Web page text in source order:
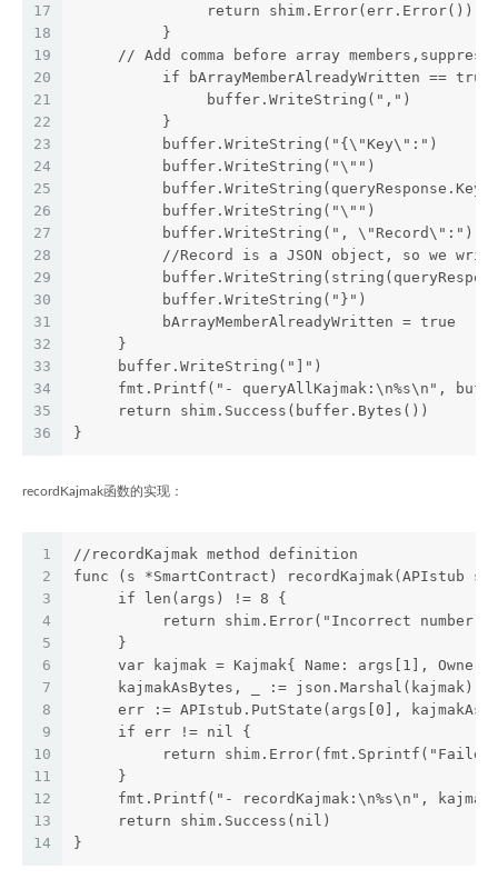
17
18
19
20
21
22
23
24
25
26
27
28
29
30
31
32
33
34
35
36
               return shim.Error(err.Error())
          }
// Add comma before array
if bArrayMemberAlreadyWritten == true
               buffer.WriteString(",")
          }
          buffer.WriteString("{\"Key\":")
          buffer.WriteString("\"")
          buffer.WriteString(queryResponse.Key)
          buffer.WriteString("\"")
          buffer.WriteString(", \"Record\":")
//Record is a JSON object, so we
          buffer.WriteString("}")
          bArrayMemberAlreadyWritten = true
     }
     buffer.WriteString("]")
fmt.Printf("- queryAllKajmak:\n%s\n",
     return shim.Success(buffer.Bytes())
}
recordKajmak函数的实现：
1
2
3
4
5
6
7
8
9
10
11
12
13
14
//recordKajmak method definition
func (s *SmartContract) recordKajmak(APIstub
     if len(args) != 8 {
return shim.Error("Incorrect number
     }
var kajmak = Kajmak{ Name: args[1],
     kajmakAsBytes, _ := json.Marshal(kajmak)
err := APIstub.PutState(args[0],
     if err != nil {
return
     }
fmt.Printf("- recordKajmak:\n%s\n",
     return shim.Success(nil)
}